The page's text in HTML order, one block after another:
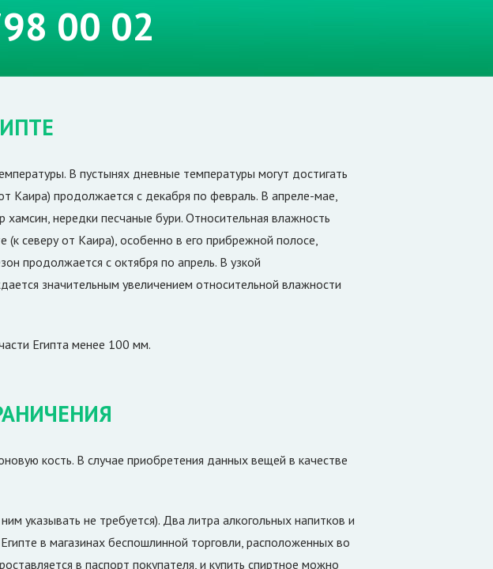
00 02
В пустынях дневные температуры могут достигать
Каира) продолжается с декабря по февраль. В апреле-мае,
нередки песчаные бури. Относительная влажность
(к северу от Каира), особенно в его прибрежной полосе,
продолжается с октября по апрель. В узкой
значительным увеличением относительной влажности
Египта менее 100 мм.
кость. В случае приобретения данных вещей в качестве
указывать не требуется). Два литра алкогольных напитков и
в магазинах беспошлинной торговли, расположенных во
в паспорт покупателя, и купить спиртное можно